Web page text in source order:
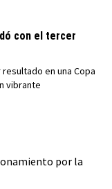
con el tercer
en una Copa
vibrante